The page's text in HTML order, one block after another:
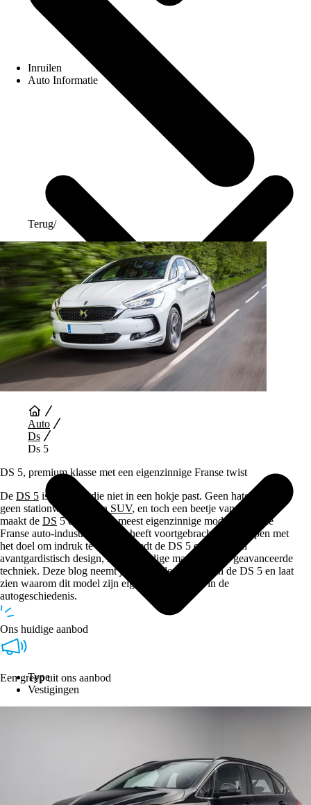
Inruilen
Auto Informatie
Auto Diensten
Type
Vestigingen
Terug/
Auto
Ds
Ds 5
DS 5, premium klasse met een eigenzinnige Franse twist
De DS 5 is een auto die niet in een hokje past. Geen hatchback,
geen stationwagen, geen SUV, en toch een beetje van alles. Dat
maakt de DS 5 een van de meest eigenzinnige modellen die de
Franse auto-industrie in jaren heeft voortgebracht. Ontworpen met
het doel om indruk te maken, biedt de DS 5 een mix van
avantgardistisch design, hoogwaardige materialen en geavanceerde
techniek. Deze blog neemt je mee in de wereld van de DS 5 en laat
zien waarom dit model zijn eigen plek verdient in de
autogeschiedenis.
Ons huidige aanbod
Een greep uit ons aanbod